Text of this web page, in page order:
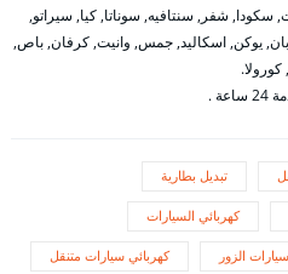
سكودا, شفر, سنتافيه, سوناتا, كيا, سيراتو,
يوكن, اسكاليد, جمس, وانيت, كرفان, باص,
.
تبديل بطارية
كهربائي السيارات
الزور كهربائي سيارات متنقل